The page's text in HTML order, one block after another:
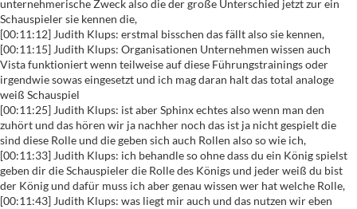
unternehmerische Zweck also die der große Unterschied jetzt zur ein
Schauspieler sie kennen die,
[00:11:12] Judith Klups: erstmal bisschen das fällt also sie kennen,
[00:11:15] Judith Klups: Organisationen Unternehmen wissen auch
Vista funktioniert wenn teilweise auf diese Führungstrainings oder
irgendwie sowas eingesetzt und ich mag daran halt das total analoge
weiß Schauspiel
[00:11:25] Judith Klups: ist aber Sphinx echtes also wenn man den
zuhört und das hören wir ja nachher noch das ist ja nicht gespielt die
sind diese Rolle und die geben sich auch Rollen also so wie ich,
[00:11:33] Judith Klups: ich behandle so ohne dass du ein König spielst
geben dir die Schauspieler die Rolle des Königs und jeder weiß du bist
der König und dafür muss ich aber genau wissen wer hat welche Rolle,
[00:11:43] Judith Klups: was liegt mir auch und das nutzen wir eben